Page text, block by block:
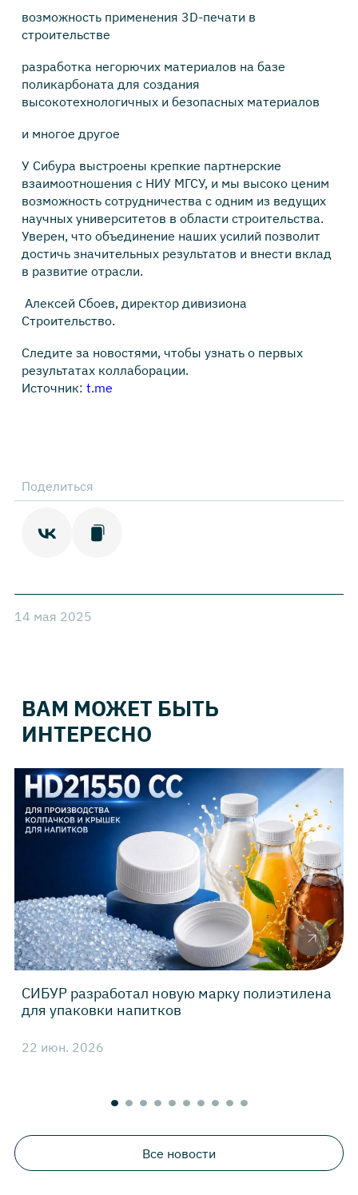
возможность применения 3D-печати в
строительстве
разработка негорючих материалов на базе
поликарбоната для создания
высокотехнологичных и безопасных материалов
и многое другое
У Сибура выстроены крепкие партнерские
взаимоотношения с НИУ МГСУ, и мы высоко ценим
возможность сотрудничества с одним из ведущих
научных университетов в области строительства.
Уверен, что объединение наших усилий позволит
достичь значительных результатов и внести вклад
в развитие отрасли.
Алексей Сбоев, директор дивизиона
Строительство.
Следите за новостями, чтобы узнать о первых
результатах коллаборации.
Источник: t.me
Поделиться
14 мая 2025
ВАМ МОЖЕТ БЫТЬ
ИНТЕРЕСНО
СИБУР разработал новую марку полиэтилена
для упаковки напитков
22 июн. 2026
Все новости